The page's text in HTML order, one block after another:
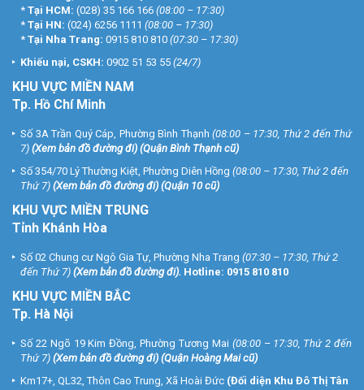
* Tại HCM: (028) 35 166 166 (08:00 – 17:30)
* Tại HN: (024) 6256 1111 (08:00 – 17:30)
* Tại Nha Trang: 0915 810 810 (07:30 – 17:30)
Khiếu nại, CSKH: 0902 51 53 55 (24/7)
KHU VỰC MIỀN NAM
Tp. Hồ Chí Minh
Số 3A Trần Quý Cáp, Phường Bình Thạnh (08:00 – 17:30, Thứ 2 đến Thứ
7) (Xem bản đồ đường đi) (Quận Bình Thạnh cũ)
Số 354/70 Lý Thường Kiệt, Phường Diên Hồng (08:00 – 17:30, Thứ 2 đến
Thứ 7) (Xem bản đồ đường đi) (Quận 10 cũ)
KHU VỰC MIỀN TRUNG
Tỉnh Khánh Hòa
Số 02 Chung cư Ngô Gia Tự, Phường Nha Trang (07:30 – 17:30, Thứ 2
đến Thứ 7) (Xem bản đồ đường đi). Hotline: 0915 810 810
KHU VỰC MIỀN BẮC
Tp. Hà Nội
Số 22 Ngõ 19 Kim Đồng, Phường Tương Mai (08:00 – 17:30, Thứ 2 đến
Thứ 7) (Xem bản đồ đường đi) (Quận Hoàng Mai cũ)
Km17+, QL32, Thôn Cao Trung, Xã Hoài Đức (Đối diện Khu Đô Thị Tân